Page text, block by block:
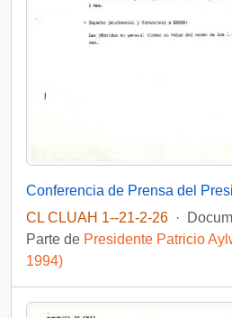
Conferencia de Prensa del
CL CLUAH 1--21-2-26 ·
Parte de Presidente Patricio
1994)